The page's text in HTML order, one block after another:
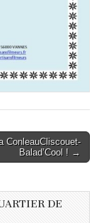
ConleauCliscouet-
Balad’Cool ! →
DE